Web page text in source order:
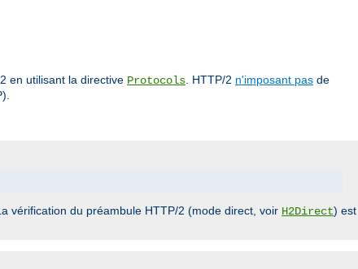
en utilisant la directive Protocols. HTTP/2 n'imposant pas de
vérification du préambule HTTP/2 (mode direct, voir H2Direct) est